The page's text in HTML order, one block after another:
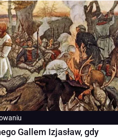
Gallem Izjasław, gdy